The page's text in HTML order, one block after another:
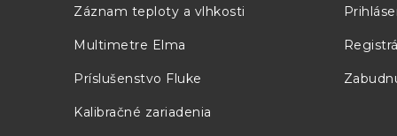
Záznam teploty a vlhkosti
Multimetre Elma
Príslušenstvo Fluke
Kalibračné zariadenia